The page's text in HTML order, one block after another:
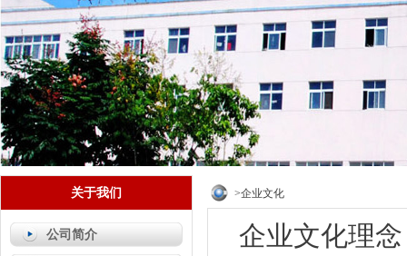
关于我们
公司简介
>企业文化
企业文化理